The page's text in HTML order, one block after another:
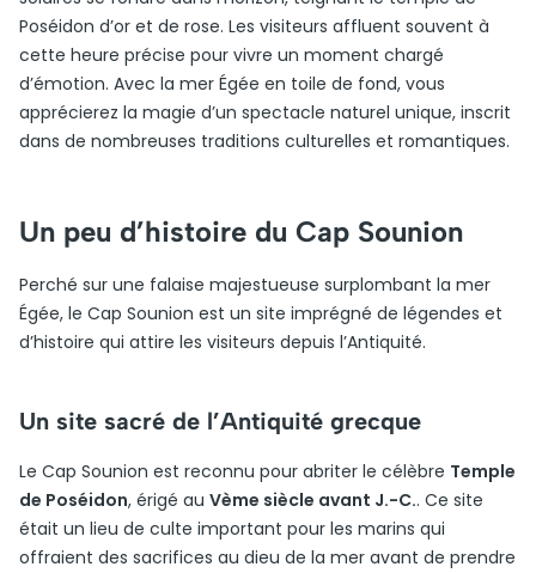
Poséidon d’or et de rose. Les visiteurs affluent souvent à
cette heure précise pour vivre un moment chargé
d’émotion. Avec la mer Égée en toile de fond, vous
apprécierez la magie d’un spectacle naturel unique, inscrit
dans de nombreuses traditions culturelles et romantiques.
Un peu d’histoire du Cap Sounion
Perché sur une falaise majestueuse surplombant la mer
Égée, le Cap Sounion est un site imprégné de légendes et
d’histoire qui attire les visiteurs depuis l’Antiquité.
Un site sacré de l’Antiquité grecque
Le Cap Sounion est reconnu pour abriter le célèbre Temple
de Poséidon, érigé au Vème siècle avant J.-C.. Ce site
était un lieu de culte important pour les marins qui
offraient des sacrifices au dieu de la mer avant de prendre